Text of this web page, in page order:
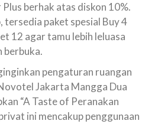
berhak atas diskon 10%.
tersedia paket spesial Buy 4
12 agar tamu lebih leluasa
berbuka.
pengaturan ruangan
Jakarta Mangga Dua
“A Taste of Peranakan
ini mencakup penggunaan